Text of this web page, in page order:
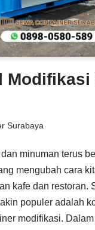
Modifikasi
Surabaya
minuman terus
mengubah cara
kafe dan restoran.
populer adalah
modifikasi.